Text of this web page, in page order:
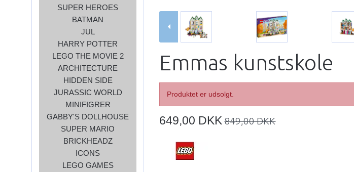
SUPER HEROES
BATMAN
JUL
HARRY POTTER
LEGO THE MOVIE 2
ARCHITECTURE
HIDDEN SIDE
JURASSIC WORLD
MINIFIGRER
GABBY'S DOLLHOUSE
SUPER MARIO
BRICKHEADZ
ICONS
LEGO GAMES
Emmas kunstskole
Produktet er udsolgt.
649,00 DKK 849,00 DKK